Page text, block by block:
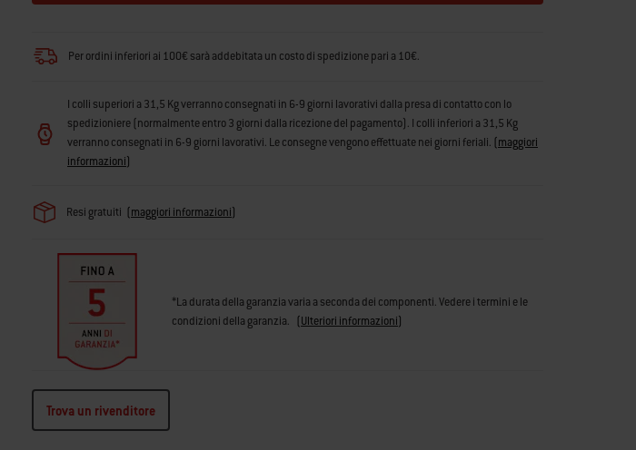
Per ordini inferiori ai 100€ sarà addebitata un costo di spedizione pari a 10€.
I colli superiori a 31,5 Kg verranno consegnati in 6-9 giorni lavorativi dalla presa di contatto con lo
spedizioniere (normalmente entro 3 giorni dalla ricezione del pagamento). I colli inferiori a 31,5 Kg
verranno consegnati in 6-9 giorni lavorativi. Le consegne vengono effettuate nei giorni feriali. (maggiori
informazioni)
Resi gratuiti (maggiori informazioni)
*La durata della garanzia varia a seconda dei componenti. Vedere i termini e le
condizioni della garanzia. (Ulteriori informazioni)
Trova un rivenditore